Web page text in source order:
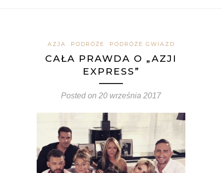
AZJA PODRÓŻE PODRÓŻE GWIAZD
CAŁA PRAWDA O „AZJI
EXPRESS”
Posted on 20 września 2017